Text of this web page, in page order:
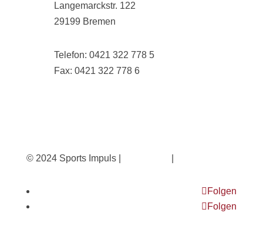
Langemarckstr. 122
29199 Bremen
Telefon: 0421 322 778 5
Fax: 0421 322 778 6
© 2024 Sports Impuls |
Folgen
Folgen